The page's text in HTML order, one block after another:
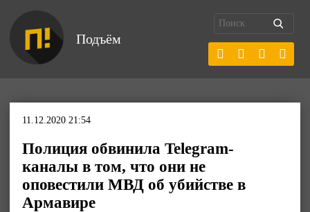
Подъём
11.12.2020 21:54
Полиция обвинила Telegram-
каналы в том, что они не
оповестили МВД об убийстве в
Армавире